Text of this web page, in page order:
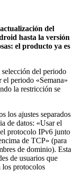
del
hasta la versión
el producto ya es
del periodo
periodo «Semana»
la restricción se
los ajustes separados
de datos: «Usar el
protocolo IPv6 junto
de TCP» (para
de dominio). Esta
de usuarios que
los protocolos